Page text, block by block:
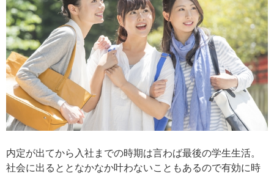
内定が出てから入社までの時期は言わば最後の学生生活。
社会に出るととなかなか叶わないこともあるので有効に時